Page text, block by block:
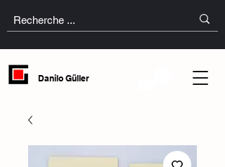
Danilo Güller